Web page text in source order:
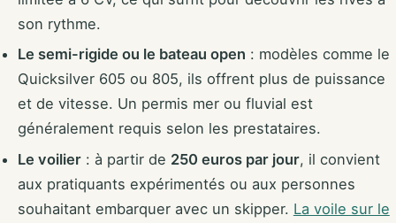
son rythme.
Le semi-rigide ou le bateau open : modèles comme le
Quicksilver 605 ou 805, ils offrent plus de puissance
et de vitesse. Un permis mer ou fluvial est
généralement requis selon les prestataires.
Le voilier: à partir de 250 euros par jour, il convient
aux pratiquants expérimentés ou aux personnes
souhaitant embarquer avec un skipper. La voile sur le